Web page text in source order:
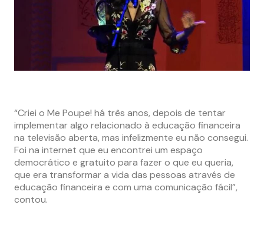
“Criei o Me Poupe! há três anos, depois de tentar
implementar algo relacionado à educação financeira
na televisão aberta, mas infelizmente eu não consegui.
Foi na internet que eu encontrei um espaço
democrático e gratuito para fazer o que eu queria,
que era transformar a vida das pessoas através de
educação financeira e com uma comunicação fácil”,
contou.